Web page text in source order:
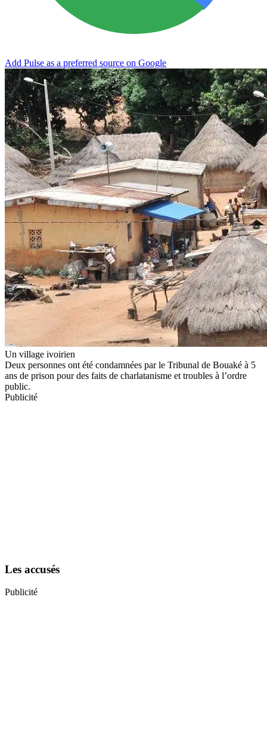
Add Pulse as a preferred source on Google
Un village ivoirien
Deux personnes ont été condamnées par le Tribunal de Bouaké à 5
ans de prison pour des faits de charlatanisme et troubles à l’ordre
public.
Publicité
Les accusés
Publicité